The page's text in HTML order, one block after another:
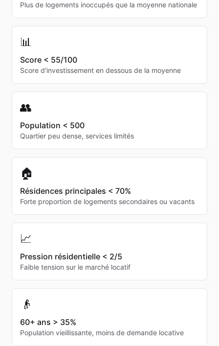
Plus de logements inoccupés que la moyenne nationale
📊
Score < 55/100
Score d'investissement en dessous de la moyenne
👥
Population < 500
Quartier peu dense, services limités
🏠
Résidences principales < 70%
Forte proportion de logements secondaires ou vacants
📈
Pression résidentielle < 2/5
Faible tension sur le marché locatif
👴
60+ ans > 35%
Population vieillissante, moins de demande locative